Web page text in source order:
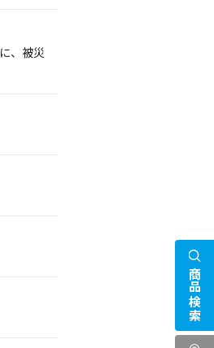
、被災
商品検索